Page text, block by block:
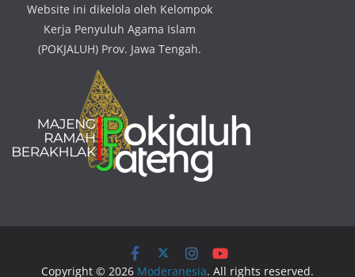
Website ini dikelola oleh Kelompok
Kerja Penyuluh Agama Islam
(POKJALUH) Prov. Jawa Tengah.
Copyright © 2026 Moderanesia. All rights reserved.